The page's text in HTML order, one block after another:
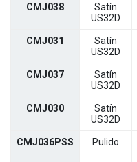
CMJ038
Satín
US32D
CMJ031
Satín
US32D
CMJ037
Satín
US32D
CMJ030
Satín
US32D
CMJ036PSS Pulido